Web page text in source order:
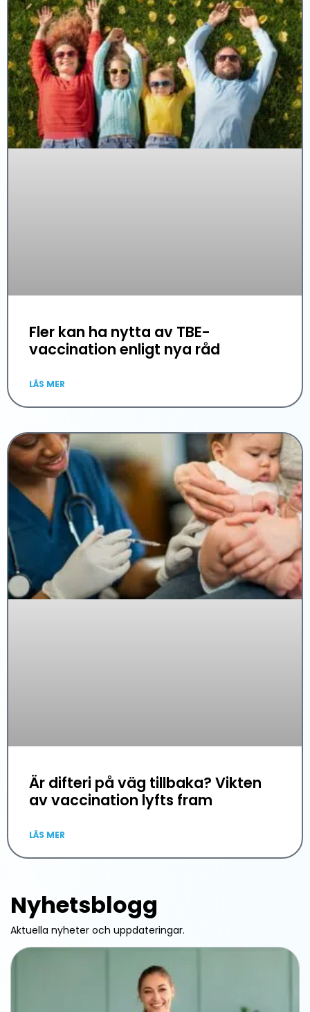
Fler kan ha nytta av TBE-
vaccination enligt nya råd
LÄS MER
Är difteri på väg tillbaka? Vikten
av vaccination lyfts fram
LÄS MER
Nyhetsblogg
Aktuella nyheter och uppdateringar.